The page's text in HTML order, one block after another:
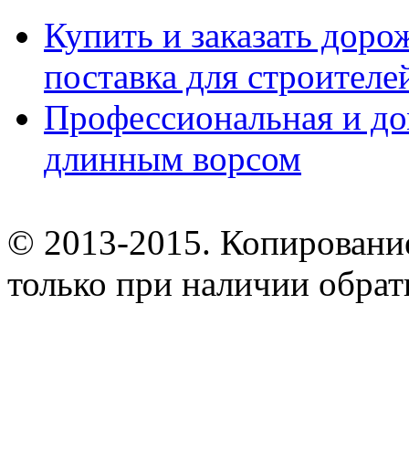
Купить и заказать
поставка для
Профессиональная и
длинным ворсом
© 2013-2015.
только при наличии